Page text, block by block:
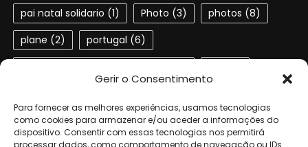
Gerir o Consentimento
Para fornecer as melhores experiências, usamos tecnologias
como cookies para armazenar e/ou aceder a informações do
dispositivo. Consentir com essas tecnologias nos permitirá
processar dados, como comportamento de navegação ou IDs
pai natal solidario (1) Photo (3) photos (8)
plane (2) portugal (6)
solidariedade(2) steampunk(1) ted(2)